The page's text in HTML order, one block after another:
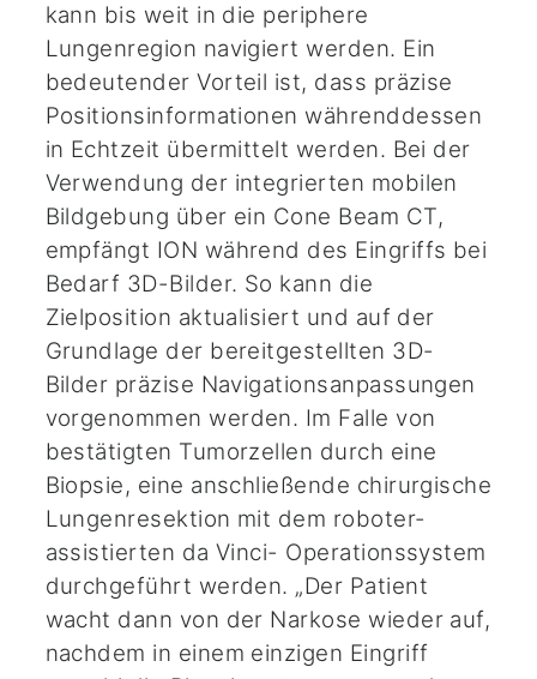
kann bis weit in die periphere
Lungenregion navigiert werden. Ein
bedeutender Vorteil ist, dass präzise
Positionsinformationen währenddessen
in Echtzeit übermittelt werden. Bei der
Verwendung der integrierten mobilen
Bildgebung über ein Cone Beam CT,
empfängt ION während des Eingriffs bei
Bedarf 3D-Bilder. So kann die
Zielposition aktualisiert und auf der
Grundlage der bereitgestellten 3D-
Bilder präzise Navigationsanpassungen
vorgenommen werden. Im Falle von
bestätigten Tumorzellen durch eine
Biopsie, eine anschließende chirurgische
Lungenresektion mit dem roboter-
assistierten da Vinci- Operationssystem
durchgeführt werden. „Der Patient
wacht dann von der Narkose wieder auf,
nachdem in einem einzigen Eingriff